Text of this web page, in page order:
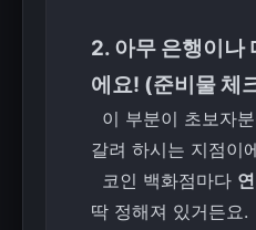
2. 아무 은행이나
에요! (준비물 체
이 부분이 초보자
갈려 하시는 지점이
코인 백화점마다
딱 정해져 있거든요.